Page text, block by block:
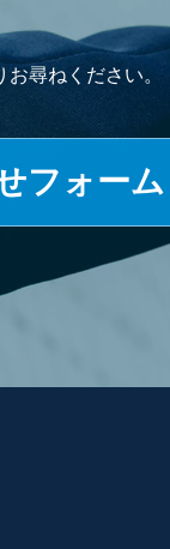
尋ねください。
フォーム